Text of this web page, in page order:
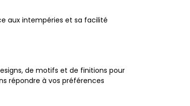
aux intempéries et sa facilité
de motifs et de finitions pour
répondre à vos préférences